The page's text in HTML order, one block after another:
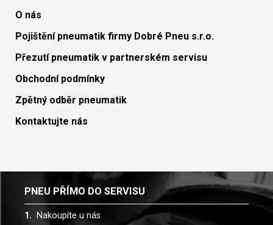
O nás
Pojištění pneumatik firmy Dobré Pneu s.r.o.
Přezutí pneumatik v partnerském servisu
Obchodní podmínky
Zpětný odběr pneumatik
Kontaktujte nás
PNEU PŘÍMO DO SERVISU
Nakoupíte u nás